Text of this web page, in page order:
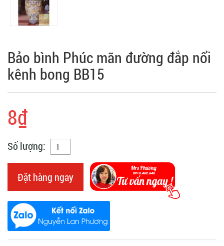
Bảo bình Phúc mãn đường đắp nổi
kênh bong BB15
8₫
Số lượng:
Đặt hàng ngay